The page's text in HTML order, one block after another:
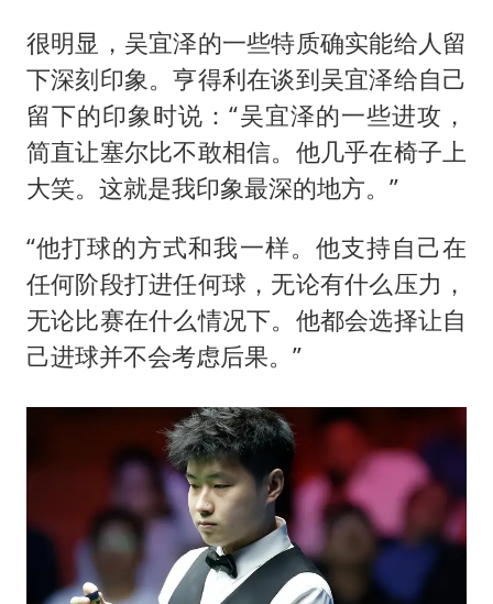
很明显，吴宜泽的一些特质确实能给人留
下深刻印象。亨得利在谈到吴宜泽给自己
留下的印象时说：“吴宜泽的一些进攻，
简直让塞尔比不敢相信。他几乎在椅子上
大笑。这就是我印象最深的地方。”
“他打球的方式和我一样。他支持自己在
任何阶段打进任何球，无论有什么压力，
无论比赛在什么情况下。他都会选择让自
己进球并不会考虑后果。”